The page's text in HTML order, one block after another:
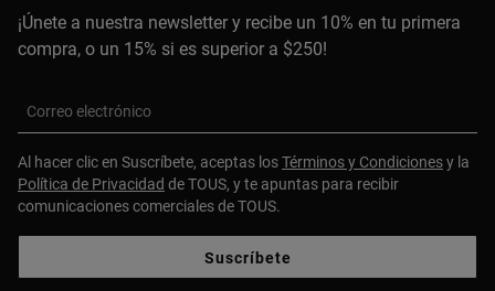
¡Únete a nuestra newsletter y recibe un 10% en tu primera
compra, o un 15% si es superior a $250!
Correo electrónico
Al hacer clic en Suscríbete, aceptas losTérminos y Condicionesy la
Política de Privacidad de TOUS, y te apuntas para recibir
comunicaciones comerciales de TOUS.
Suscríbete